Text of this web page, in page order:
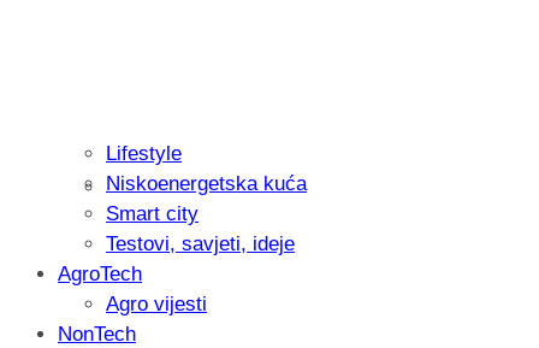
Isprobali smo: Thermostar
Lifestyle
Niskoenergetska kuća
Smart city
Testovi, savjeti, ideje
AgroTech
Agro vijesti
NonTech